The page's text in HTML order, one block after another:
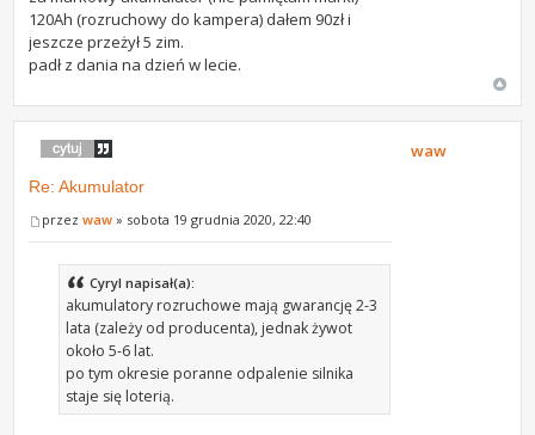
120Ah (rozruchowy do kampera) dałem 90zł i
jeszcze przeżył 5 zim.
padł z dania na dzień w lecie.
Re: Akumulator
przezwaw » sobota 19 grudnia 2020, 22:40
Cyryl napisał(a):
akumulatory rozruchowe mają gwarancję 2-3
lata (zależy od producenta), jednak żywot
około 5-6 lat.
po tym okresie poranne odpalenie silnika
staje się loterią.
waw